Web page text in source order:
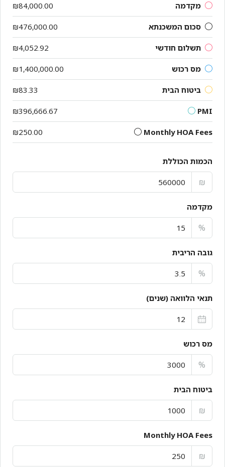
מקדמה ₪84,000.00
סכום המשכנתא ₪476,000.00
תשלום חודשי ₪4,052.92
מס רכוש ₪1,400,000.00
ביטוח הבית ₪83.33
PMI
₪396,666.67
Monthly HOA Fees
₪250.00
הכמות הכוללת
₪
מקדמה
%
גובה הריבית
%
תנאי הלוואה (שנים)
מס רכוש
%
ביטוח הבית
₪
Monthly HOA Fees
₪